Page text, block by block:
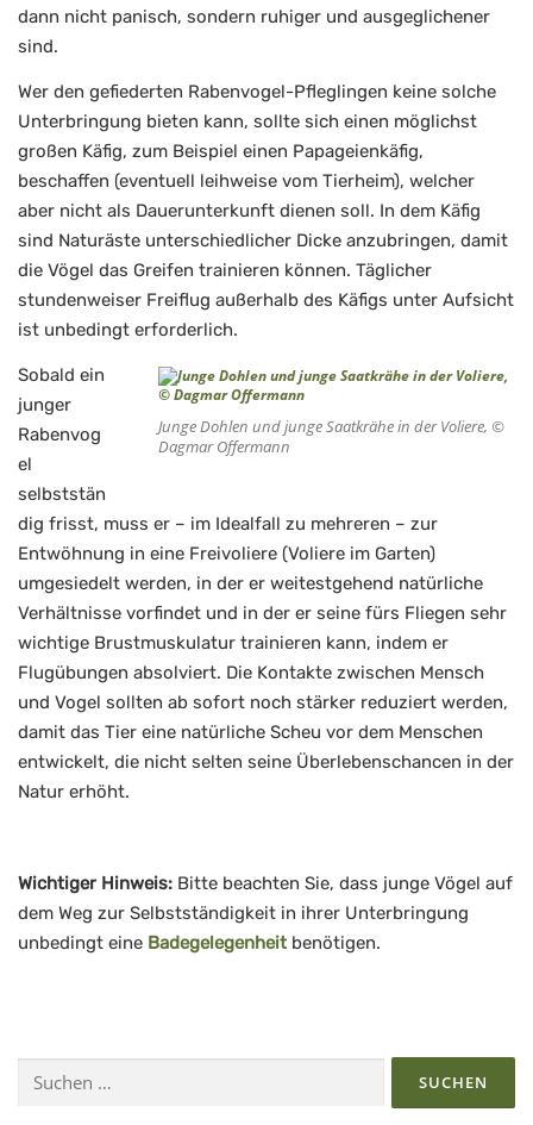
dann nicht panisch, sondern ruhiger und ausgeglichener
sind.
Wer den gefiederten Rabenvogel-Pfleglingen keine solche
Unterbringung bieten kann, sollte sich einen möglichst
großen Käfig, zum Beispiel einen Papageienkäfig,
beschaffen (eventuell leihweise vom Tierheim), welcher
aber nicht als Dauerunterkunft dienen soll. In dem Käfig
sind Naturäste unterschiedlicher Dicke anzubringen, damit
die Vögel das Greifen trainieren können. Täglicher
stundenweiser Freiflug außerhalb des Käfigs unter Aufsicht
ist unbedingt erforderlich.
Junge Dohlen und junge Saatkrähe in der Voliere, ©
Dagmar Offermann
Sobald ein
junger
Rabenvog
el
selbststän
dig frisst, muss er – im Idealfall zu mehreren – zur
Entwöhnung in eine Freivoliere (Voliere im Garten)
umgesiedelt werden, in der er weitestgehend natürliche
Verhältnisse vorfindet und in der er seine fürs Fliegen sehr
wichtige Brustmuskulatur trainieren kann, indem er
Flugübungen absolviert. Die Kontakte zwischen Mensch
und Vogel sollten ab sofort noch stärker reduziert werden,
damit das Tier eine natürliche Scheu vor dem Menschen
entwickelt, die nicht selten seine Überlebenschancen in der
Natur erhöht.
Wichtiger Hinweis: Bitte beachten Sie, dass junge Vögel auf
dem Weg zur Selbstständigkeit in ihrer Unterbringung
unbedingt eine Badegelegenheit benötigen.
nach: